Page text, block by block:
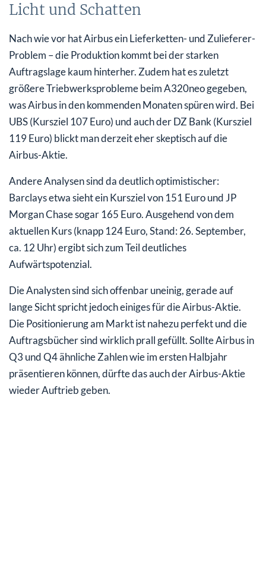
Licht und Schatten
Nach wie vor hat Airbus ein Lieferketten- und Zulieferer-
Problem – die Produktion kommt bei der starken
Auftragslage kaum hinterher. Zudem hat es zuletzt
größere Triebwerksprobleme beim A320neo gegeben,
was Airbus in den kommenden Monaten spüren wird. Bei
UBS (Kursziel 107 Euro) und auch der DZ Bank (Kursziel
119 Euro) blickt man derzeit eher skeptisch auf die
Airbus-Aktie.
Andere Analysen sind da deutlich optimistischer:
Barclays etwa sieht ein Kursziel von 151 Euro und JP
Morgan Chase sogar 165 Euro. Ausgehend von dem
aktuellen Kurs (knapp 124 Euro, Stand: 26. September,
ca. 12 Uhr) ergibt sich zum Teil deutliches
Aufwärtspotenzial.
Die Analysten sind sich offenbar uneinig, gerade auf
lange Sicht spricht jedoch einiges für die Airbus-Aktie.
Die Positionierung am Markt ist nahezu perfekt und die
Auftragsbücher sind wirklich prall gefüllt. Sollte Airbus in
Q3 und Q4 ähnliche Zahlen wie im ersten Halbjahr
präsentieren können, dürfte das auch der Airbus-Aktie
wieder Auftrieb geben.